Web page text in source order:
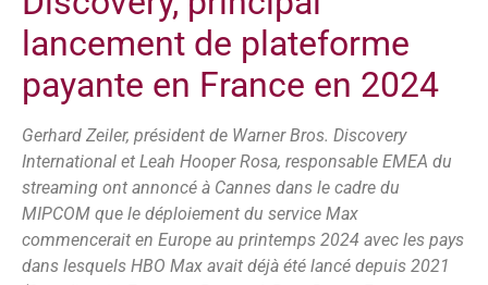
lancement de plateforme
payante en France en 2024
Gerhard Zeiler, président de Warner Bros. Discovery
International et Leah Hooper Rosa, responsable EMEA du
streaming ont annoncé à Cannes dans le cadre du
MIPCOM que le déploiement du service Max
commencerait en Europe au printemps 2024 avec les pays
dans lesquels HBO Max avait déjà été lancé depuis 2021